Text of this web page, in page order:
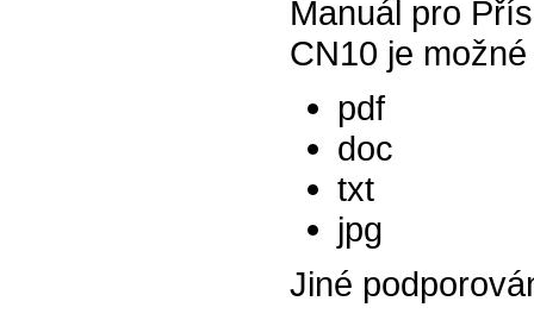
Manuál pro
CN10 je
pdf
doc
txt
jpg
Jiné